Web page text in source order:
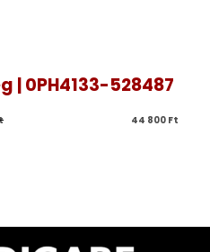
| 0PH4133-528487
44 800 Ft